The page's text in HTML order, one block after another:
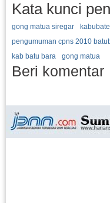
Kata kunci
gong matua siregar
pengumuman cpns 2010
kab batu bara
gong matua
Beri komentar